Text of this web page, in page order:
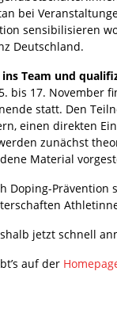
bei
sensibilisieren
Deutschland.
Team und
bis 17. November
statt. Den
einen direkten
zunächst
Material
Doping-
jetzt schnell
auf der